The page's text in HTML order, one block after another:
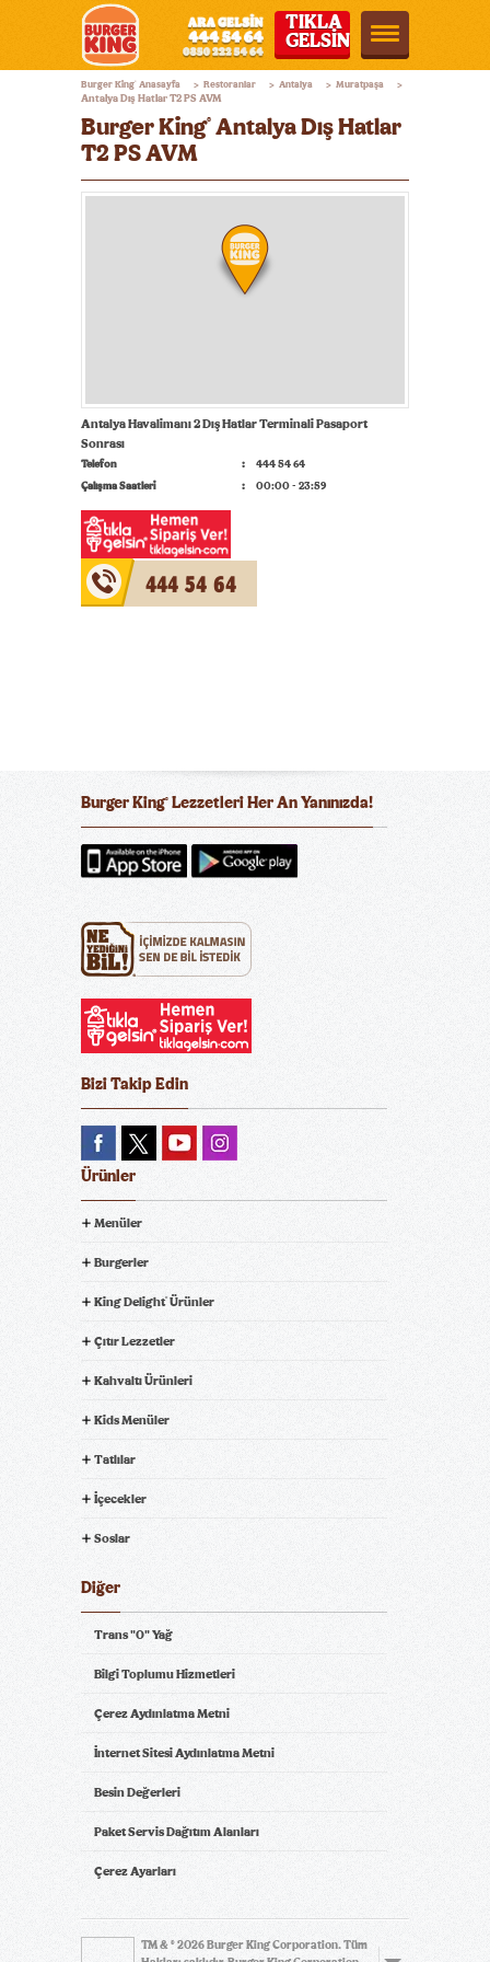
Burger
King®
Türkiye
TIKLA
GELSİN
Burger King® Anasayfa > Restoranlar > Antalya > Muratpaşa >
Antalya Dış Hatlar T2 PS AVM
Burger King® Antalya Dış Hatlar
T2 PS AVM
Antalya Havalimanı 2 Dış Hatlar Terminali Pasaport
Sonrası
Telefon
444 54 64
Çalışma Saatleri
00:00 - 23:59
444 54 64
Burger King® Lezzetleri Her An Yanınızda!
Bizi Takip Edin
Ürünler
Menüler
Burgerler
King Delight® Ürünler
Çıtır Lezzetler
Kahvaltı Ürünleri
Kids Menüler
Tatlılar
İçecekler
Soslar
Diğer
Trans "0" Yağ
Bilgi Toplumu Hizmetleri
Çerez Aydınlatma Metni
İnternet Sitesi Aydınlatma Metni
Besin Değerleri
Paket Servis Dağıtım Alanları
Çerez Ayarları
TM & © 2026 Burger King Corporation. Tüm